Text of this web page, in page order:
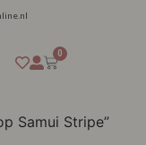
0
Samui Stripe”